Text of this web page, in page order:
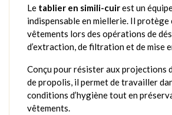
Le tablier en simili-cuirest un
indispensable en miellerie. Il protège
vêtements lors des opérations de
d’extraction, de filtration et de mise
Conçu pour résister aux projections
de propolis, il permet de travailler
conditions d’hygiène tout en
vêtements.